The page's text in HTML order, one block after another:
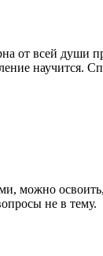
от всей души
научится.
можно
не в тему.